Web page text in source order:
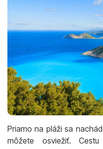
Priamo na pláži sa
môžete osviežiť.